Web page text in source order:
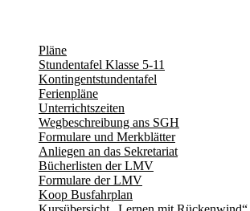
Pläne
Stundentafel Klasse 5-11
Kontingentstundentafel
Ferienpläne
Unterrichtszeiten
Wegbeschreibung ans SGH
Formulare und Merkblätter
Anliegen an das Sekretariat
Bücherlisten der LMV
Formulare der LMV
Koop Busfahrplan